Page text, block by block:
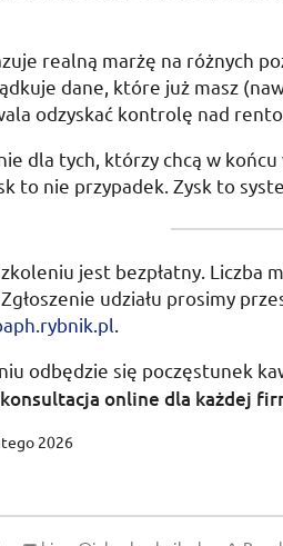
realną marżę na różnych
dane, które już masz
odzyskać kontrolę nad
dla tych, którzy chcą w
to nie przypadek. Zysk to
jest bezpłatny. Liczba
udziału prosimy
odbędzie się poczęstunek
online dla każdej
2026